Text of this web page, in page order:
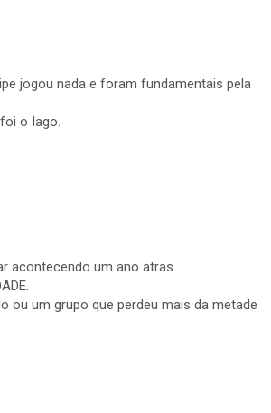
jogou nada e foram fundamentais pela
o Iago.
acontecendo um ano atras.
um grupo que perdeu mais da metade